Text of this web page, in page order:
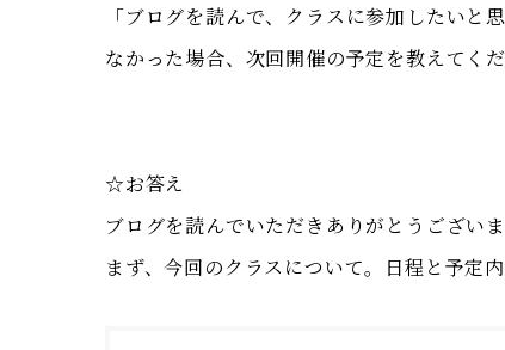
「ブログを読んで、クラスに参加したい
なかった場合、次回開催の予定を教えてく
☆お答え
ブログを読んでいただきありがとうござい
まず、今回のクラスについて。日程と予定内